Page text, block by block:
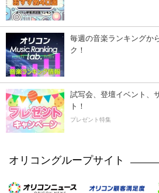
毎週の音楽ランキングか
ク！
試写会、登壇イベント、
ト！
プレゼント特集
オリコングループサイト